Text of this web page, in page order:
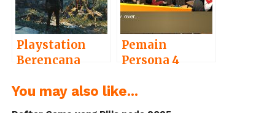
Playstation
Berencana
Banyak Game-
Pemain
Persona 4
Tembus Angka
You may also like...